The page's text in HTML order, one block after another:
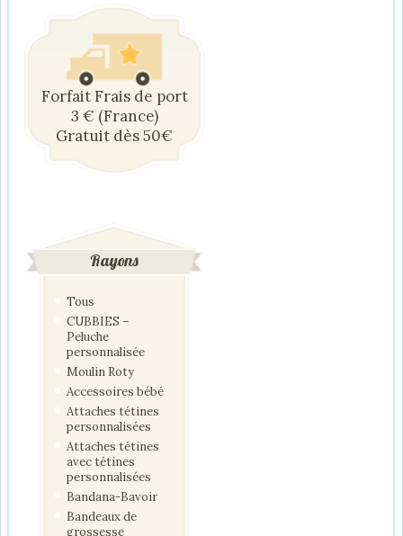
Forfait Frais de port
3 € (France)
Gratuit dès 50€
Rayons
Tous
CUBBIES –
Peluche
personnalisée
Moulin Roty
Accessoires bébé
Attaches tétines
personnalisées
Attaches tétines
avec tétines
personnalisées
Bandana-Bavoir
Bandeaux de
grossesse